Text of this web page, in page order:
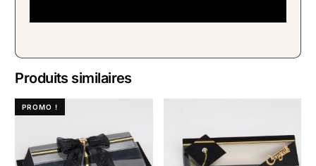
Produits similaires
PROMO !